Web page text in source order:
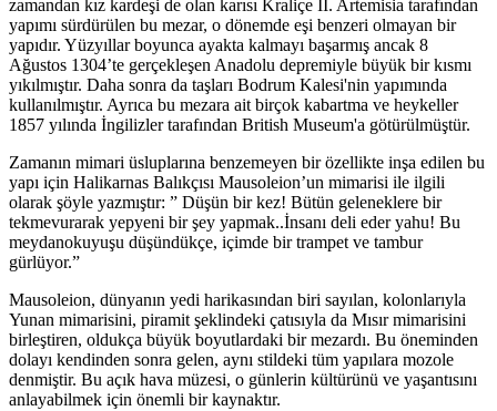
zamandan kız kardeşi de olan karısı Kraliçe II. Artemisia tarafından
yapımı sürdürülen bu mezar, o dönemde eşi benzeri olmayan bir
yapıdır. Yüzyıllar boyunca ayakta kalmayı başarmış ancak 8
Ağustos 1304’te gerçekleşen Anadolu depremiyle büyük bir kısmı
yıkılmıştır. Daha sonra da taşları Bodrum Kalesi'nin yapımında
kullanılmıştır. Ayrıca bu mezara ait birçok kabartma ve heykeller
1857 yılında İngilizler tarafından British Museum'a götürülmüştür.
Zamanın mimari üsluplarına benzemeyen bir özellikte inşa edilen bu
yapı için Halikarnas Balıkçısı Mausoleion’un mimarisi ile ilgili
olarak şöyle yazmıştır: ” Düşün bir kez! Bütün geleneklere bir
tekmevurarak yepyeni bir şey yapmak..İnsanı deli eder yahu! Bu
meydanokuyuşu düşündükçe, içimde bir trampet ve tambur
gürlüyor.”
Mausoleion, dünyanın yedi harikasından biri sayılan, kolonlarıyla
Yunan mimarisini, piramit şeklindeki çatısıyla da Mısır mimarisini
birleştiren, oldukça büyük boyutlardaki bir mezardı. Bu öneminden
dolayı kendinden sonra gelen, aynı stildeki tüm yapılara mozole
denmiştir. Bu açık hava müzesi, o günlerin kültürünü ve yaşantısını
anlayabilmek için önemli bir kaynaktır.